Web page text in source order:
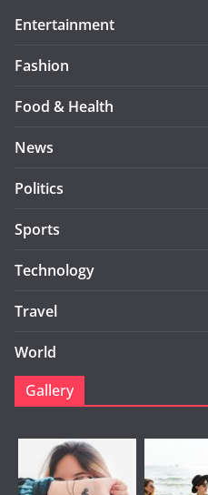
Entertainment
Fashion
Food & Health
News
Politics
Sports
Technology
Travel
World
Gallery